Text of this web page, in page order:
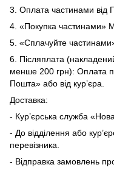
3. Оплата частинами від
4. «Покупка частинами»
5. «Сплачуйте
6. Післяплата
менше 200 грн): Оплата
Пошта» або від кур’єра.
Доставка:
- Кур’єрська служба
- До відділення або
перевізника.
- Відправка замовлень